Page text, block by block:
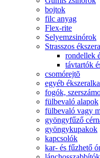
bojtok
filc anyag
Flex-rite
Selyemzsinórok
Strasszos
rondellek
távtartók
csomórejtõ
egyéb
fogók,
fülbevaló alapok
fülbevaló vagy
gyöngyfűző
gyöngykupakok
kapcsolók
kar- és fűzhető